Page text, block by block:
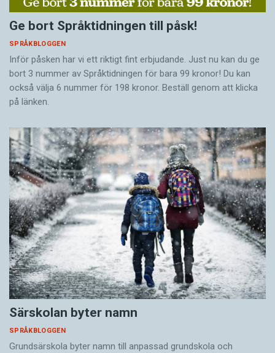
Ge bort Språktidningen till påsk!
SPRÅKBLOGGEN
Inför påsken har vi ett riktigt fint erbjudande. Just nu kan du ge
bort 3 nummer av Språktidningen för bara 99 kronor! Du kan
också välja 6 nummer för 198 kronor. Beställ genom att klicka
på länken.
Särskolan byter namn
SPRÅKBLOGGEN
Grundsärskola byter namn till anpassad grundskola och